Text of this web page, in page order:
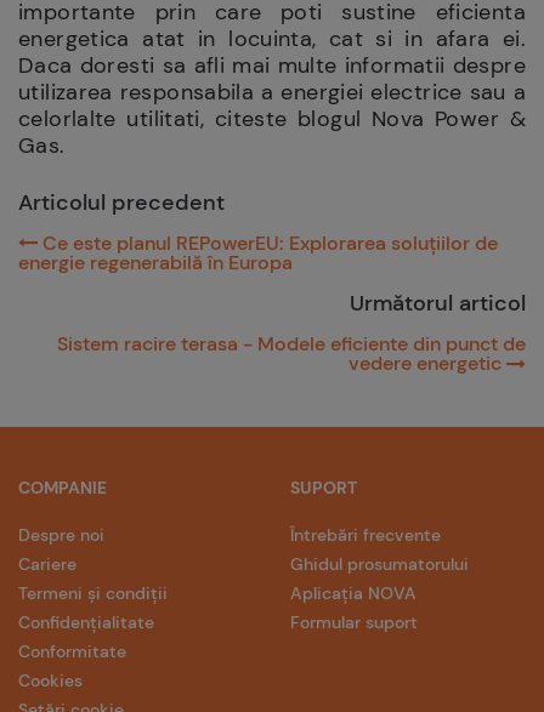
importante prin care poti sustine eficienta
energetica atat in locuinta, cat si in afara ei.
Daca doresti sa afli mai multe informatii despre
utilizarea responsabila a energiei electrice sau a
celorlalte utilitati, citeste blogul Nova Power &
Gas.
Articolul precedent
Ce este planul REPowerEU: Explorarea soluțiilor de
energie regenerabilă în Europa
Următorul articol
Sistem racire terasa - Modele eficiente din punct de
vedere energetic
COMPANIE
Despre noi
Cariere
Termeni și condiții
Confidențialitate
Conformitate
Cookies
SUPORT
Întrebări frecvente
Ghidul prosumatorului
Aplicația NOVA
Formular suport